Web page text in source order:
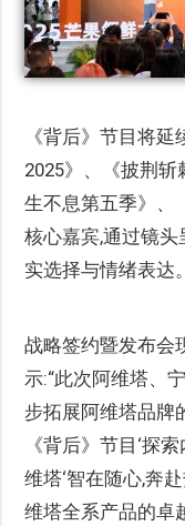
《背后》节目将
2025》、《披荆
生不息第五季》、
核心嘉宾,通过镜
实选择与情绪表达。
战略签约暨发布会
示:“此次阿维塔、
步拓展阿维塔品牌
《背后》节目‘探
维塔‘智在随心,奔
维塔全系产品的卓